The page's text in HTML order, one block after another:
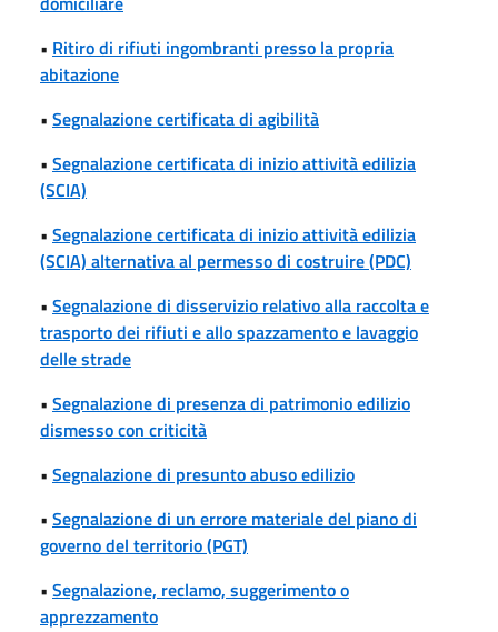
• Ritiro di rifiuti ingombranti presso la propria
abitazione
• Segnalazione certificata di agibilità
• Segnalazione certificata di inizio attività edilizia
(SCIA)
• Segnalazione certificata di inizio attività edilizia
(SCIA) alternativa al permesso di costruire (PDC)
• Segnalazione di disservizio relativo alla raccolta e
trasporto dei rifiuti e allo spazzamento e lavaggio
delle strade
• Segnalazione di presenza di patrimonio edilizio
dismesso con criticità
• Segnalazione di presunto abuso edilizio
• Segnalazione di un errore materiale del piano di
governo del territorio (PGT)
• Segnalazione, reclamo, suggerimento o
apprezzamento